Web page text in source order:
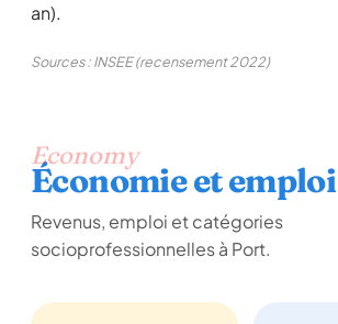
an).
Sources : INSEE (recensement 2022)
Economy
Économie et emploi
Revenus, emploi et catégories
socioprofessionnelles à Port.